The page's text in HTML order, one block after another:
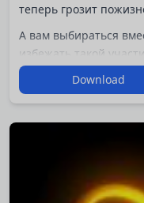
теперь грозит
А вам выбираться
избежать такой участи.
Download